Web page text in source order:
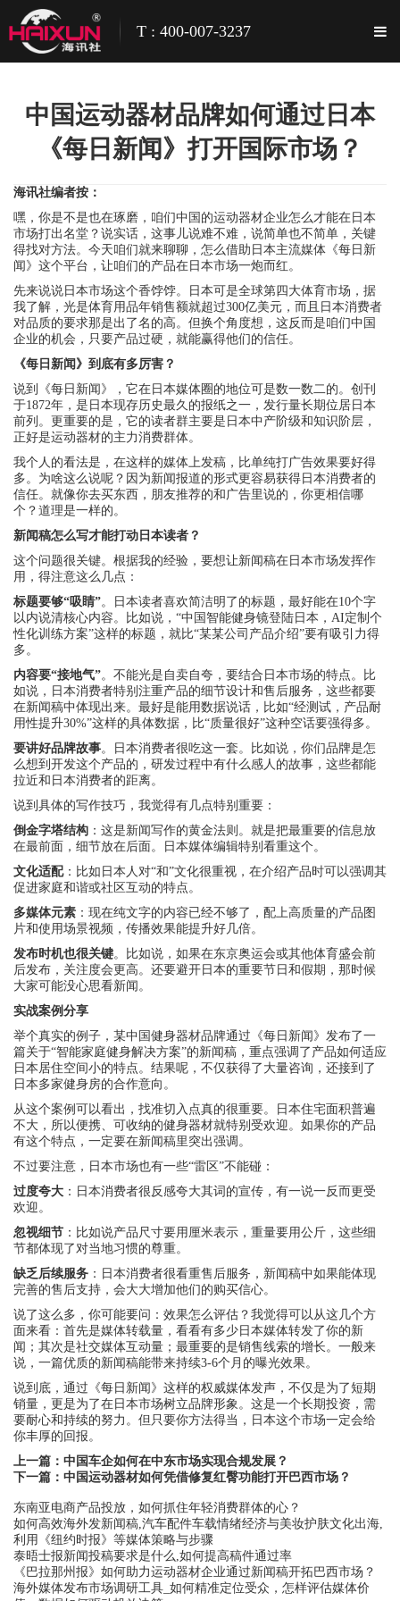
T : 400-007-3237
中国运动器材品牌如何通过日本
《每日新闻》打开国际市场？
海讯社编者按：
嘿，你是不是也在琢磨，咱们中国的运动器材企业怎么才能在日本
市场打出名堂？说实话，这事儿说难不难，说简单也不简单，关键
得找对方法。今天咱们就来聊聊，怎么借助日本主流媒体《每日新
闻》这个平台，让咱们的产品在日本市场一炮而红。
先来说说日本市场这个香饽饽。日本可是全球第四大体育市场，据
我了解，光是体育用品年销售额就超过300亿美元，而且日本消费者
对品质的要求那是出了名的高。但换个角度想，这反而是咱们中国
企业的机会，只要产品过硬，就能赢得他们的信任。
《每日新闻》到底有多厉害？
说到《每日新闻》，它在日本媒体圈的地位可是数一数二的。创刊
于1872年，是日本现存历史最久的报纸之一，发行量长期位居日本
前列。更重要的是，它的读者群主要是日本中产阶级和知识阶层，
正好是运动器材的主力消费群体。
我个人的看法是，在这样的媒体上发稿，比单纯打广告效果要好得
多。为啥这么说呢？因为新闻报道的形式更容易获得日本消费者的
信任。就像你去买东西，朋友推荐的和广告里说的，你更相信哪
个？道理是一样的。
新闻稿怎么写才能打动日本读者？
这个问题很关键。根据我的经验，要想让新闻稿在日本市场发挥作
用，得注意这么几点：
标题要够“吸睛”。日本读者喜欢简洁明了的标题，最好能在10个字
以内说清核心内容。比如说，“中国智能健身镜登陆日本，AI定制个
性化训练方案”这样的标题，就比“某某公司产品介绍”要有吸引力得
多。
内容要“接地气”。不能光是自卖自夸，要结合日本市场的特点。比
如说，日本消费者特别注重产品的细节设计和售后服务，这些都要
在新闻稿中体现出来。最好是能用数据说话，比如“经测试，产品耐
用性提升30%”这样的具体数据，比“质量很好”这种空话要强得多。
要讲好品牌故事。日本消费者很吃这一套。比如说，你们品牌是怎
么想到开发这个产品的，研发过程中有什么感人的故事，这些都能
拉近和日本消费者的距离。
说到具体的写作技巧，我觉得有几点特别重要：
倒金字塔结构 ：这是新闻写作的黄金法则。就是把最重要的信息放
在最前面，细节放在后面。日本媒体编辑特别看重这个。
文化适配：比如日本人对“和”文化很重视，在介绍产品时可以强调其
促进家庭和谐或社区互动的特点。
多媒体元素 ：现在纯文字的内容已经不够了，配上高质量的产品图
片和使用场景视频，传播效果能提升好几倍。
发布时机也很关键。比如说，如果在东京奥运会或其他体育盛会前
后发布，关注度会更高。还要避开日本的重要节日和假期，那时候
大家可能没心思看新闻。
实战案例分享
举个真实的例子，某中国健身器材品牌通过《每日新闻》发布了一
篇关于“智能家庭健身解决方案”的新闻稿，重点强调了产品如何适应
日本居住空间小的特点。结果呢，不仅获得了大量咨询，还接到了
日本多家健身房的合作意向。
从这个案例可以看出，找准切入点真的很重要。日本住宅面积普遍
不大，所以便携、可收纳的健身器材就特别受欢迎。如果你的产品
有这个特点，一定要在新闻稿里突出强调。
不过要注意，日本市场也有一些“雷区”不能碰：
过度夸大 ：日本消费者很反感夸大其词的宣传，有一说一反而更受
欢迎。
忽视细节 ：比如说产品尺寸要用厘米表示，重量要用公斤，这些细
节都体现了对当地习惯的尊重。
缺乏后续服务 ：日本消费者很看重售后服务，新闻稿中如果能体现
完善的售后支持，会大大增加他们的购买信心。
说了这么多，你可能要问：效果怎么评估？我觉得可以从这几个方
面来看：首先是媒体转载量，看看有多少日本媒体转发了你的新
闻；其次是社交媒体互动量；最重要的是销售线索的增长。一般来
说，一篇优质的新闻稿能带来持续3-6个月的曝光效果。
说到底，通过《每日新闻》这样的权威媒体发声，不仅是为了短期
销量，更是为了在日本市场树立品牌形象。这是一个长期投资，需
要耐心和持续的努力。但只要你方法得当，日本这个市场一定会给
你丰厚的回报。
上一篇： 中国车企如何在中东市场实现合规发展？
下一篇： 中国运动器材如何凭借修复红臀功能打开巴西市场？
东南亚电商产品投放，如何抓住年轻消费群体的心？
如何高效海外发新闻稿,汽车配件车载情绪经济与美妆护肤文化出海,
利用《纽约时报》等媒体策略与步骤
泰晤士报新闻投稿要求是什么,如何提高稿件通过率
《巴拉那州报》如何助力运动器材企业通过新闻稿开拓巴西市场？
海外媒体发布市场调研工具_如何精准定位受众，怎样评估媒体价